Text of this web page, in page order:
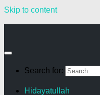
Skip to content
Search for:
Hidayatullah